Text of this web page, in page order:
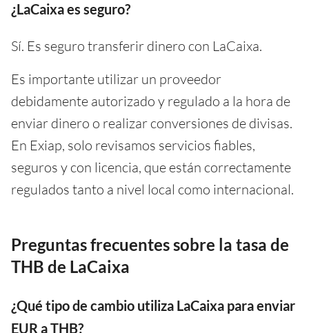
¿LaCaixa es seguro?
Sí. Es seguro transferir dinero con LaCaixa.
Es importante utilizar un proveedor
debidamente autorizado y regulado a la hora de
enviar dinero o realizar conversiones de divisas.
En Exiap, solo revisamos servicios fiables,
seguros y con licencia, que están correctamente
regulados tanto a nivel local como internacional.
Preguntas frecuentes sobre la tasa de
THB de LaCaixa
¿Qué tipo de cambio utiliza LaCaixa para enviar
EUR a THB?